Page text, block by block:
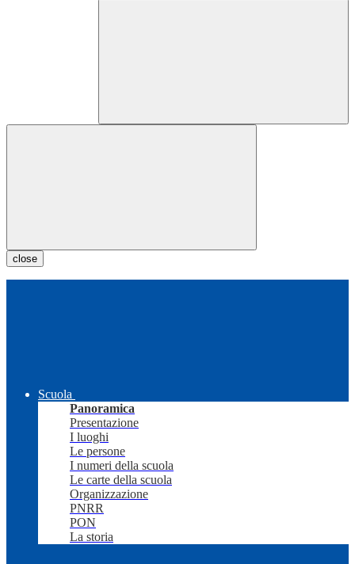
close
Scuola
Panoramica
Presentazione
I luoghi
Le persone
I numeri della scuola
Le carte della scuola
Organizzazione
PNRR
PON
La storia